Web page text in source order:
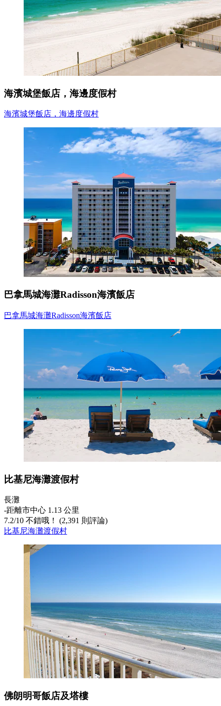
海濱城堡飯店，海邊度假村
海濱城堡飯店，海邊度假村
巴拿馬城海灘Radisson海濱飯店
巴拿馬城海灘Radisson海濱飯店
比基尼海灘渡假村
長灘
‐距離市中心 1.13 公里
7.2/10 不錯哦！ (2,391 則評論)
比基尼海灘渡假村
佛朗明哥飯店及塔樓